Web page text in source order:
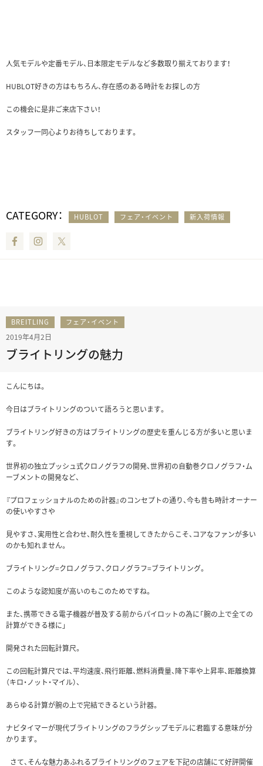
人気モデルや定番モデル、日本限定モデルなど多数取り揃えております！
HUBLOT好きの方はもちろん、存在感のある時計をお探しの方
この機会に是非ご来店下さい！
スタッフ一同心よりお待ちしております。
CATEGORY： HUBLOT フェア・イベント 新入荷情報
FacebookInstagram
BREITLING フェア・イベント
2019年4月2日
ブライトリングの魅力
こんにちは。
今日はブライトリングのついて語ろうと思います。
ブライトリング好きの方はブライトリングの歴史を重んじる方が多いと思いま
す。
世界初の独立プッシュ式クロノグラフの開発、世界初の自動巻クロノグラフ・ム
ーブメントの開発など、
『プロフェッショナルのための計器』のコンセプトの通り、今も昔も時計オーナー
の使いやすさや
見やすさ、実用性と合わせ、耐久性を重視してきたからこそ、コアなファンが多い
のかも知れません。
ブライトリング=クロノグラフ、クロノグラフ=ブライトリング。
このような認知度が高いのもこのためですね。
また、携帯できる電子機器が普及する前からパイロットの為に「腕の上で全ての
計算ができる様に」
開発された回転計算尺。
この回転計算尺では、平均速度、飛行距離、燃料消費量、降下率や上昇率、距離換算
（キロ・ノット・マイル）、
あらゆる計算が腕の上で完結できるという計器。
ナビタイマーが現代ブライトリングのフラグシップモデルに君臨する意味が分
かります。
さて、そんな魅力あふれるブライトリングのフェアを下記の店舗にて好評開催